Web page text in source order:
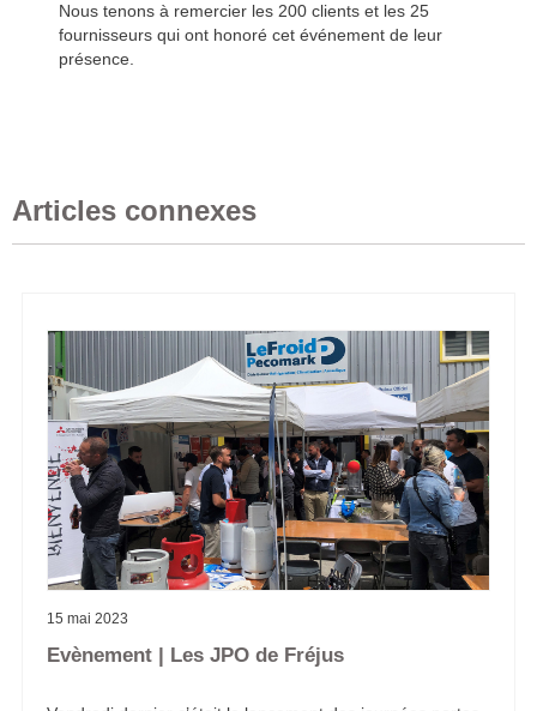
Nous tenons à remercier les 200 clients et les 25
fournisseurs qui ont honoré cet événement de leur
présence.
Articles connexes
15 mai 2023
Evènement | Les JPO de Fréjus